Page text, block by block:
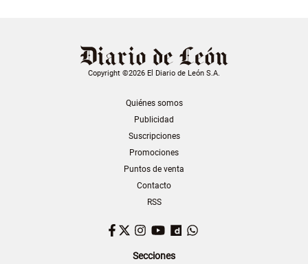
Copyright ©2026 El Diario de León S.A.
Quiénes somos
Publicidad
Suscripciones
Promociones
Puntos de venta
Contacto
RSS
Facebook
TwitterInstagram
YouTubeDailymotion
Secciones